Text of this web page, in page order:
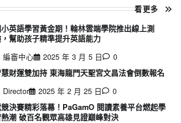
看更多
英語學習黃金期！翰林雲端學院推出線上測
幫助孩子精準提升英語能力
編審中心
2025 年 3 月 5 日
0
財運雙加持 東海龍門天聖宮文昌法會倒數報名
Director
2025 年 2 月 25 日
0
決賽精彩落幕！PaGamO 閱讀素養平台燃起學
潮 破百名觀眾高雄見證巔峰對決